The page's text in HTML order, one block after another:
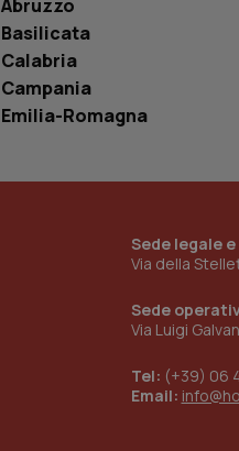
Abruzzo
Basilicata
Calabria
Campania
Emilia-Romagna
Sede legale
Via della
Sede
Via Luigi
Tel: (+39) 06
Email:
tracking-sites-